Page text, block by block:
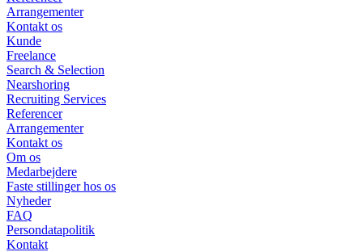
Arrangementer
Kontakt os
Kunde
Freelance
Search & Selection
Nearshoring
Recruiting Services
Referencer
Arrangementer
Kontakt os
Om os
Medarbejdere
Faste stillinger hos os
Nyheder
FAQ
Persondatapolitik
Kontakt